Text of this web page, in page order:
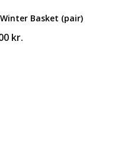
Basket (pair)
kr.